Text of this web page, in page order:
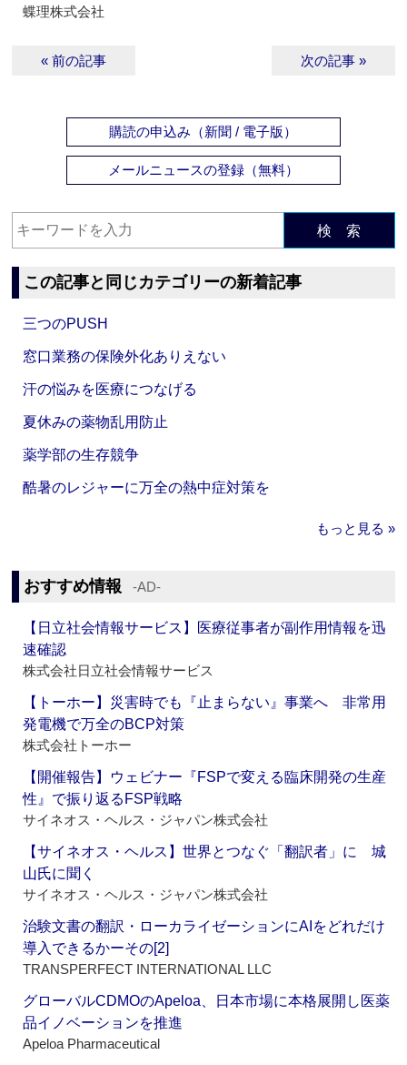
蝶理株式会社
« 前の記事 次の記事 »
購読の申込み（新聞 / 電子版）
メールニュースの登録（無料）
検 索
この記事と同じカテゴリーの新着記事
三つのPUSH
窓口業務の保険外化ありえない
汗の悩みを医療につなげる
夏休みの薬物乱用防止
薬学部の生存競争
酷暑のレジャーに万全の熱中症対策を
もっと見る »
おすすめ情報 ‐AD‐
【日立社会情報サービス】医療従事者が副作用情報を迅
速確認
株式会社日立社会情報サービス
【トーホー】災害時でも『止まらない』事業へ 非常用
発電機で万全のBCP対策
株式会社トーホー
【開催報告】ウェビナー『FSPで変える臨床開発の生産
性』で振り返るFSP戦略
サイネオス・ヘルス・ジャパン株式会社
【サイネオス・ヘルス】世界とつなぐ「翻訳者」に 城
山氏に聞く
サイネオス・ヘルス・ジャパン株式会社
治験文書の翻訳・ローカライゼーションにAIをどれだけ
導入できるかーその[2]
TRANSPERFECT INTERNATIONAL LLC
グローバルCDMOのApeloa、日本市場に本格展開し医薬
品イノベーションを推進
Apeloa Pharmaceutical